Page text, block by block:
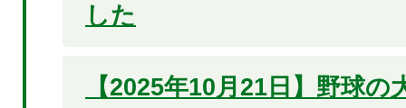
した
【2025年10月21日】野球